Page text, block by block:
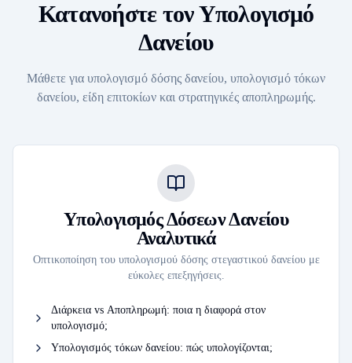
Κατανοήστε τον Υπολογισμό
Δανείου
Μάθετε για υπολογισμό δόσης δανείου, υπολογισμό τόκων
δανείου, είδη επιτοκίων και στρατηγικές αποπληρωμής.
Υπολογισμός Δόσεων Δανείου
Αναλυτικά
Οπτικοποίηση του υπολογισμού δόσης στεγαστικού δανείου με
εύκολες επεξηγήσεις.
Διάρκεια vs Αποπληρωμή: ποια η διαφορά στον
υπολογισμό;
Υπολογισμός τόκων δανείου: πώς υπολογίζονται;